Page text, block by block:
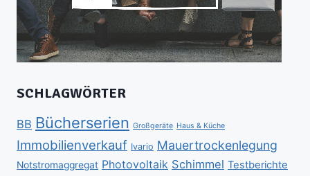
SCHLAGWÖRTER
BB Bücherserien Großgeräte Haus & Küche
Immobilienverkauf Ivario Mauertrockenlegung
Notstromaggregat Photovoltaik Schimmel Testberichte